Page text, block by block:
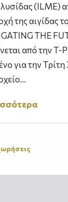
(ILME)
της αιγίδας
THE
από την T-
για την Τρίτη